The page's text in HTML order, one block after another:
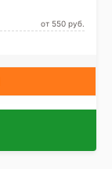
от 550 pуб.